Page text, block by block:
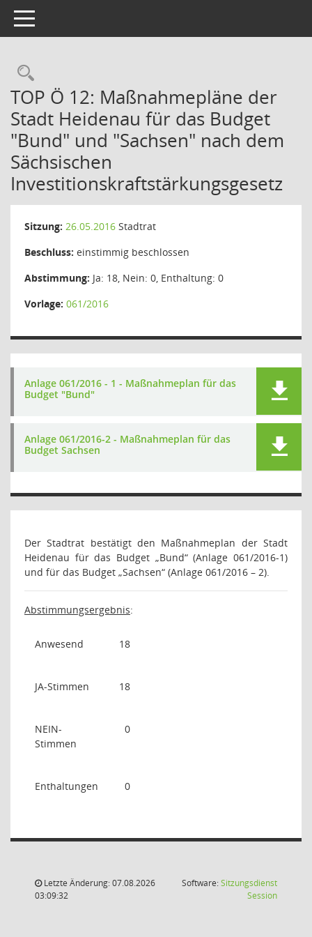
Toggle navigation
Rechercheauswahl
TOP Ö 12: Maßnahmepläne der
Stadt Heidenau für das Budget
"Bund" und "Sachsen" nach dem
Sächsischen
Investitionskraftstärkungsgesetz
Sitzung: 26.05.2016 Stadtrat
Beschluss: einstimmig beschlossen
Abstimmung: Ja: 18, Nein: 0, Enthaltung: 0
Vorlage: 061/2016
Anlage 061/2016 - 1 - Maßnahmeplan für das
Budget "Bund"
Anlage 061/2016-2 - Maßnahmeplan für das
Budget Sachsen
Der Stadtrat bestätigt den Maßnahmeplan der Stadt
Heidenau für das Budget „Bund“ (Anlage 061/2016-1)
und für das Budget „Sachsen“ (Anlage 061/2016 – 2).
Abstimmungsergebnis:
Anwesend 18
JA-Stimmen 18
NEIN-
Stimmen
0
Enthaltungen 0
Letzte Änderung: 07.08.2026
03:09:32
Software:Sitzungsdienst
Session(Wird in